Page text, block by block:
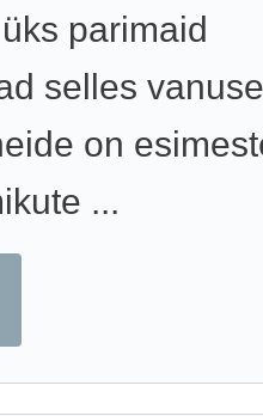
parimaid
selles
on
...